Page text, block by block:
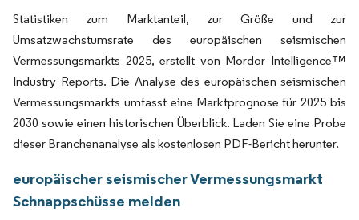
Statistiken zum Marktanteil, zur Größe und zur
Umsatzwachstumsrate des europäischen seismischen
Vermessungsmarkts 2025, erstellt von Mordor Intelligence™
Industry Reports. Die Analyse des europäischen seismischen
Vermessungsmarkts umfasst eine Marktprognose für 2025 bis
2030 sowie einen historischen Überblick. Laden Sie eine Probe
dieser Branchenanalyse als kostenlosen PDF-Bericht herunter.
europäischer seismischer Vermessungsmarkt
Schnappschüsse melden